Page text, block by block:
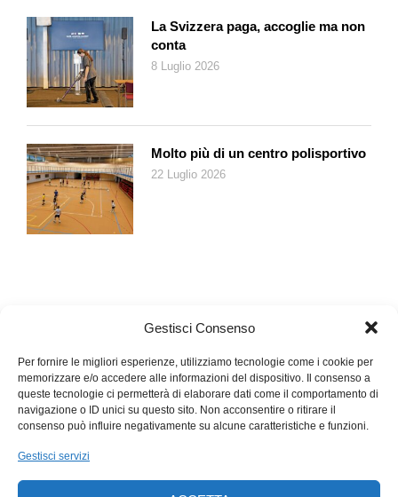
Gestisci Consenso
Per fornire le migliori esperienze, utilizziamo tecnologie come i cookie per
memorizzare e/o accedere alle informazioni del dispositivo. Il consenso a
queste tecnologie ci permetterà di elaborare dati come il comportamento di
navigazione o ID unici su questo sito. Non acconsentire o ritirare il
consenso può influire negativamente su alcune caratteristiche e funzioni.
Gestisci servizi
La Svizzera paga, accoglie ma non
conta
8 Luglio 2026
Molto più di un centro polisportivo
22 Luglio 2026